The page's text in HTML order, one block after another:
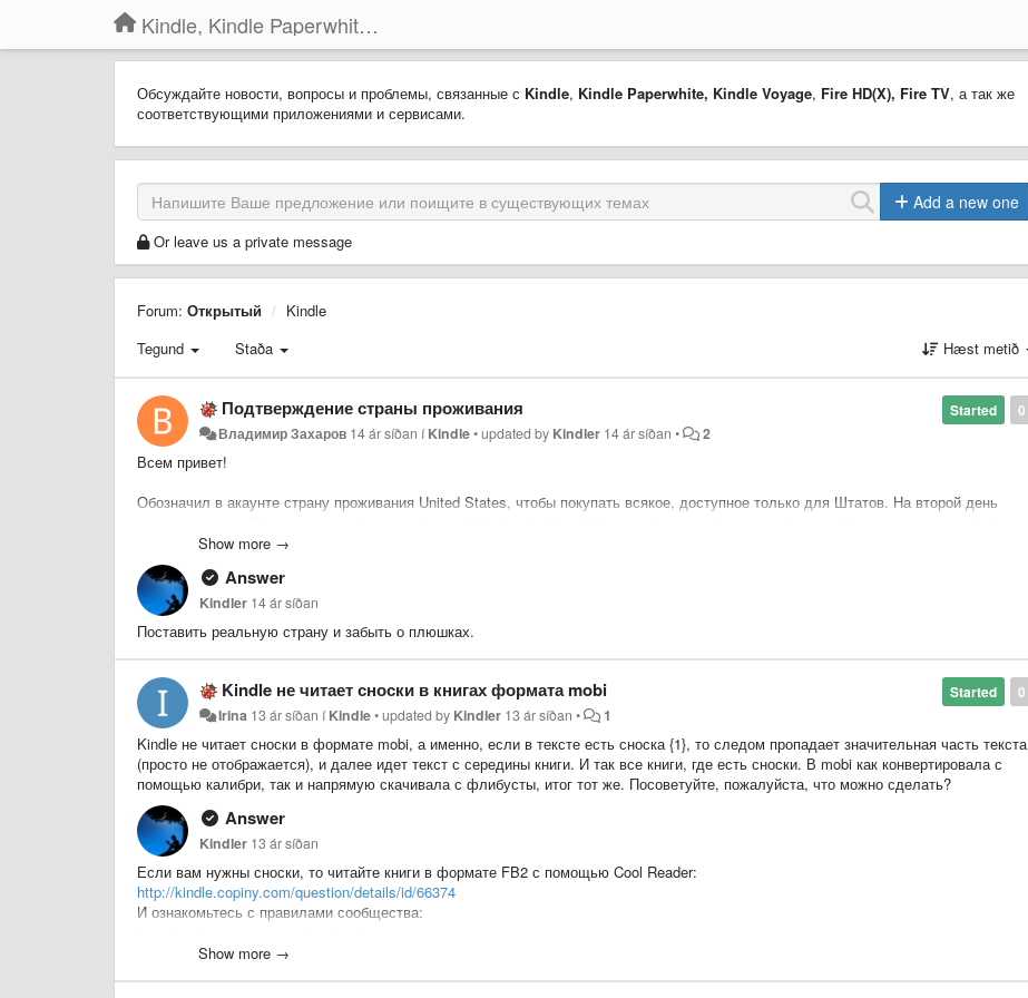
Kindle, Kindle Paperwhite, Kindle Voyage
Обсуждайте новости, вопросы и проблемы, связанные с Kindle, Kindle Paperwhite, Kindle Voyage, Fire HD(X), Fire TV, а так же
соответствующими приложениями и сервисами.
Add a new one
Or leave us a private message
Forum: Открытый
Kindle
Tegund
Staða Hæst metið
0
Started
Подтверждение страны проживания
Владимир Захаров 14 ár síðan íKindle•updated by Kindler 14 ár síðan • 2
Всем привет!
Обозначил в акаунте страну проживания United States, чтобы покупать всякое, доступное только для Штатов. На второй день
card, passport, or a utility bill received within the previous 90 days to our secure fax line".
Кто-нибудь сталкивался с этим? Какие есть идеи, как выкрутиться?
Show more →
Answer
Kindler 14 ár síðan
Поставить реальную страну и забыть о плюшках.
0
Started
Kindle не читает сноски в книгах формата mobi
Irina 13 ár síðan íKindle•updated by Kindler 13 ár síðan • 1
Kindle не читает сноски в формате mobi, а именно, если в тексте есть сноска {1}, то следом пропадает значительная часть текста
(просто не отображается), и далее идет текст с середины книги. И так все книги, где есть сноски. В mobi как конвертировала с
помощью калибри, так и напрямую скачивала с флибусты, итог тот же. Посоветуйте, пожалуйста, что можно сделать?
Answer
Kindler 13 ár síðan
Если вам нужны сноски, то читайте книги в формате FB2 с помощью Cool Reader:
http://kindle.copiny.com/question/details/id/66374
И ознакомьтесь с правилами сообщества:
Show more →